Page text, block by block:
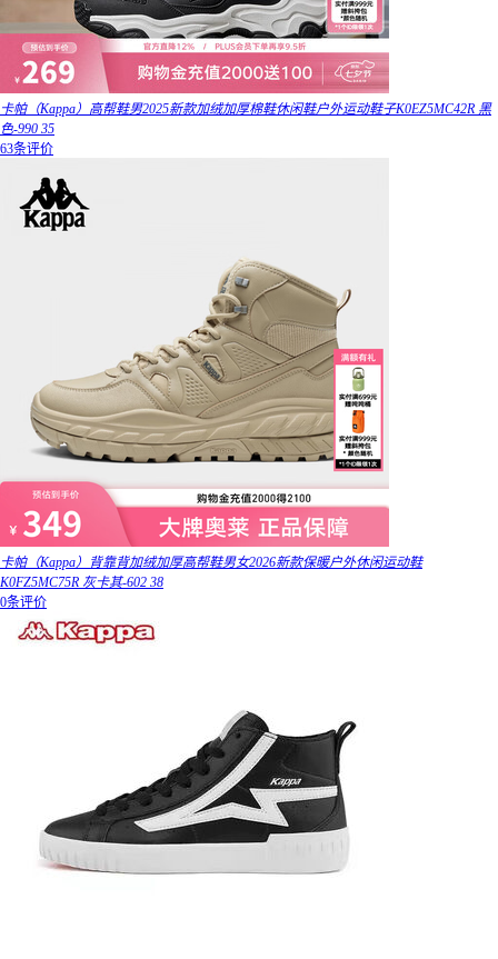
卡帕（Kappa）高帮鞋男2025新款加绒加厚棉鞋休闲鞋户外运动鞋子K0EZ5MC42R 黑
色-990 35
63条评价
卡帕（Kappa）背靠背加绒加厚高帮鞋男女2026新款保暖户外休闲运动鞋
K0FZ5MC75R 灰卡其-602 38
0条评价